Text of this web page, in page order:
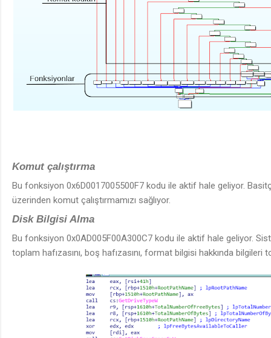
Komut çalıştırma
Bu fonksiyon 0x6D0017005500F7 kodu ile aktif hale geliyor.
üzerinden komut çalıştırmamızı sağlıyor.
Disk Bilgisi Alma
Bu fonksiyon 0x0AD005F00A300C7 kodu ile aktif hale geliyor.
toplam hafızasını, boş hafızasını, format bilgisi hakkında bilgileri